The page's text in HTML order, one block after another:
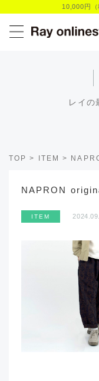
10,000円
レイの
TOP > ITEM >
NAPRON
ITEM